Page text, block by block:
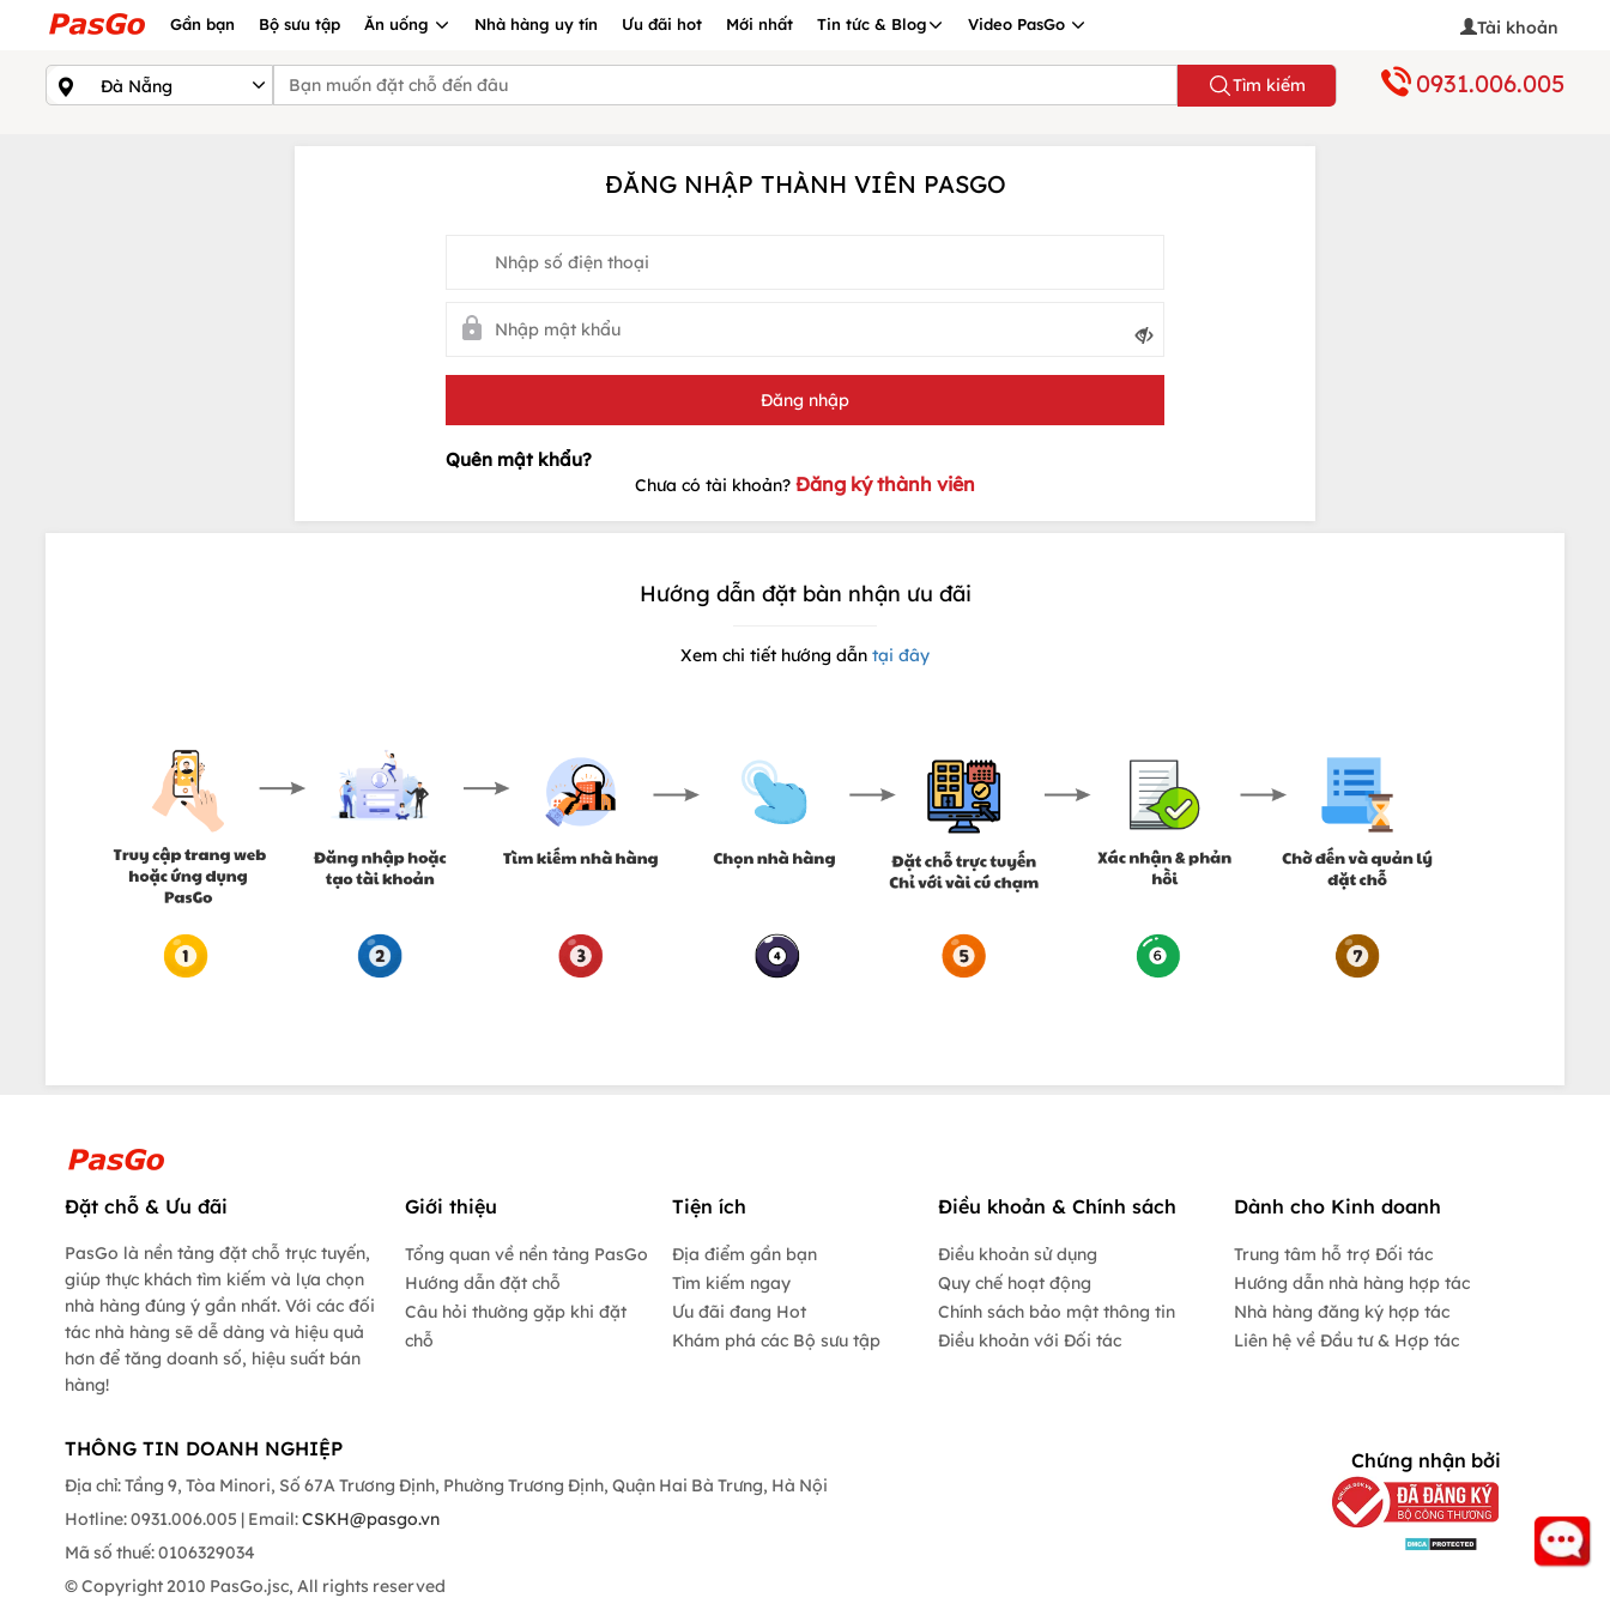
Gần bạn Bộ sưu tập Ăn uống Nhà hàng uy tín Ưu đãi hot Mới nhất Tin tức & Blog Video PasGo Tài khoản
Tìm kiếm 0931.006.005
ĐĂNG NHẬP THÀNH VIÊN PASGO
Chưa có tài khoản? Đăng ký thành viên
Hướng dẫn đặt bàn nhận ưu đãi
Xem chi tiết hướng dẫn tại đây
Đặt chỗ & Ưu đãi
PasGo là nền tảng đặt chỗ trực tuyến,
giúp thực khách tìm kiếm và lựa chọn
nhà hàng đúng ý gần nhất. Với các đối
tác nhà hàng sẽ dễ dàng và hiệu quả
hơn để tăng doanh số, hiệu suất bán
hàng!
Giới thiệu
Tổng quan về nền tảng PasGo
Hướng dẫn đặt chỗ
Câu hỏi thường gặp khi đặt
chỗ
Tiện ích
Địa điểm gần bạn
Tìm kiếm ngay
Ưu đãi đang Hot
Khám phá các Bộ sưu tập
Điều khoản & Chính sách
Điều khoản sử dụng
Quy chế hoạt động
Chính sách bảo mật thông tin
Điều khoản với Đối tác
Dành cho Kinh doanh
Trung tâm hỗ trợ Đối tác
Hướng dẫn nhà hàng hợp tác
Nhà hàng đăng ký hợp tác
Liên hệ về Đầu tư & Hợp tác
THÔNG TIN DOANH NGHIỆP
Địa chỉ: Tầng 9, Tòa Minori, Số 67A Trương Định, Phường Trương Định, Quận Hai Bà Trưng, Hà Nội
Hotline: 0931.006.005 | Email:CSKH@pasgo.vn
Mã số thuế: 0106329034
© Copyright 2010 PasGo.jsc, All rights reserved
Chứng nhận bởi